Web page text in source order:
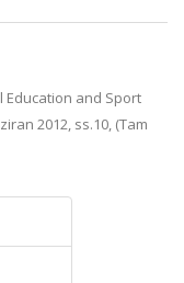
Education and Sport
2012, ss.10, (Tam